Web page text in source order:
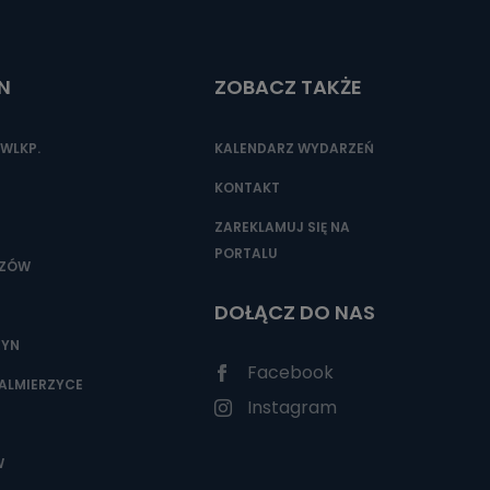
ZOBACZ TAKŻE
KALENDARZ WYDARZEŃ
KONTAKT
ZAREKLAMUJ SIĘ NA
PORTALU
DOŁĄCZ DO NAS
Facebook
Instagram